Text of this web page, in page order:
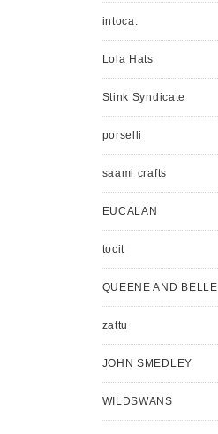
intoca.
Lola Hats
Stink Syndicate
porselli
saami crafts
EUCALAN
tocit
QUEENE AND BELLE
zattu
JOHN SMEDLEY
WILDSWANS